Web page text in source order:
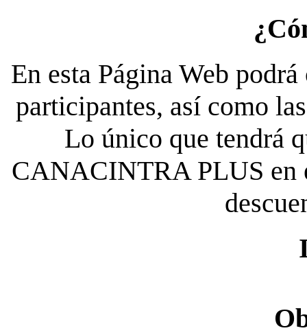
En esta Página Web
participantes, así como
Lo único que tendrá
CANACINTRA PLUS en